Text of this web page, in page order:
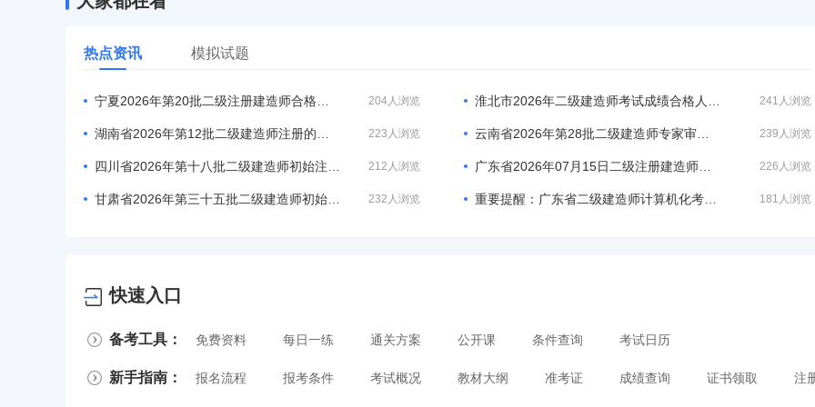
热点资讯 模拟试题
204人浏览 241人浏览
223人浏览 239人浏览
212人浏览 226人浏览
232人浏览 181人浏览
快速入口
备考工具： 免费资料 每日一练 通关方案 公开课 条件查询 考试日历
新手指南： 报名流程 报考条件 考试概况 教材大纲 准考证 成绩查询 证书领取 注